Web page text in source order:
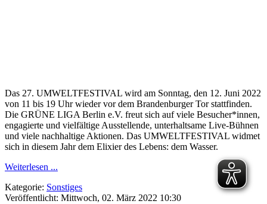
Das 27. UMWELTFESTIVAL wird am Sonntag, den 12. Juni 2022
von 11 bis 19 Uhr wieder vor dem Brandenburger Tor stattfinden.
Die GRÜNE LIGA Berlin e.V. freut sich auf viele Besucher*innen,
engagierte und vielfältige Ausstellende, unterhaltsame Live-Bühnen
und viele nachhaltige Aktionen. Das UMWELTFESTIVAL widmet
sich in diesem Jahr dem Elixier des Lebens: dem Wasser.
Weiterlesen ...
Kategorie: Sonstiges
Veröffentlicht: Mittwoch, 02. März 2022 10:30